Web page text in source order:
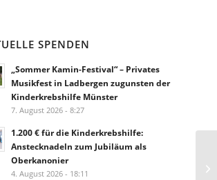
SPENDEN
„Sommer Kamin-Festival“ – Privates
Musikfest in Ladbergen zugunsten der
Kinderkrebshilfe Münster
7. August 2026 - 8:27
1.200 € für die Kinderkrebshilfe:
Anstecknadeln zum Jubiläum als
Oberkanonier
4. August 2026 - 18:11